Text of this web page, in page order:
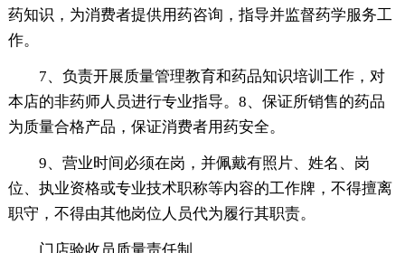
药知识，为消费者提供用药咨询，指导并监督药学服务工
作。
7、负责开展质量管理教育和药品知识培训工作，对
本店的非药师人员进行专业指导。8、保证所销售的药品
为质量合格产品，保证消费者用药安全。
9、营业时间必须在岗，并佩戴有照片、姓名、岗
位、执业资格或专业技术职称等内容的工作牌，不得擅离
职守，不得由其他岗位人员代为履行其职责。